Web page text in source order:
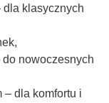
klasycznych
nowoczesnych
– dla komfortu i